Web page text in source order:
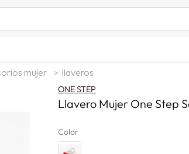
mujer llaveros
ONE STEP
Llavero Mujer One Step
Color